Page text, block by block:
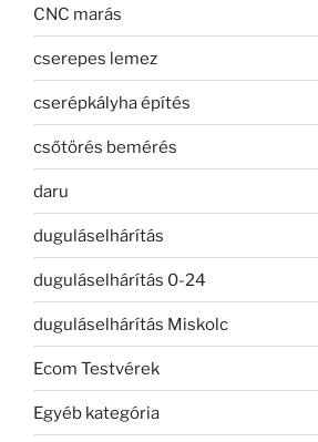
CNC marás
cserepes lemez
cserépkályha építés
csőtörés bemérés
daru
duguláselhárítás
duguláselhárítás 0-24
duguláselhárítás Miskolc
Ecom Testvérek
Egyéb kategória